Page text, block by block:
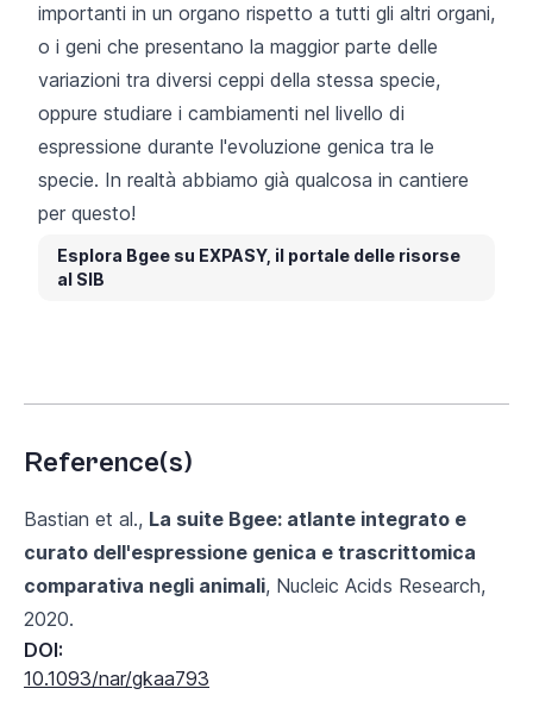
importanti in un organo rispetto a tutti gli altri organi,
o i geni che presentano la maggior parte delle
variazioni tra diversi ceppi della stessa specie,
oppure studiare i cambiamenti nel livello di
espressione durante l'evoluzione genica tra le
specie. In realtà abbiamo già qualcosa in cantiere
per questo!
Esplora Bgee su EXPASY, il portale delle risorse
al SIB
Reference(s)
Bastian et al., La suite Bgee: atlante integrato e
curato dell'espressione genica e trascrittomica
comparativa negli animali, Nucleic Acids Research,
2020.
DOI:
10.1093/nar/gkaa793